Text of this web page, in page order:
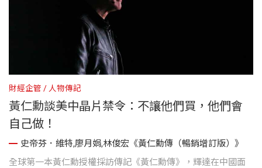
財經企管 人物傳記
黃仁勳談美中晶片禁令：不讓他們買，他們會
自己做！
史帝芬．維特,廖月娟,林俊宏《黃仁勳傳（暢銷增訂版）》
全球第一本黃仁勳授權採訪傳記《黃仁勳傳》，輝達在中國面